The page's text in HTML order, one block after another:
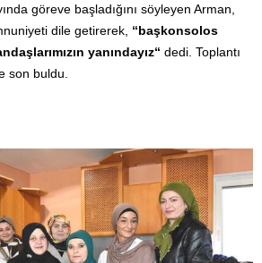
göreve başladığını söyleyen Arman,
dile getirerek, “başkonsolos
yanındayız“ dedi. Toplantı
ile son buldu.